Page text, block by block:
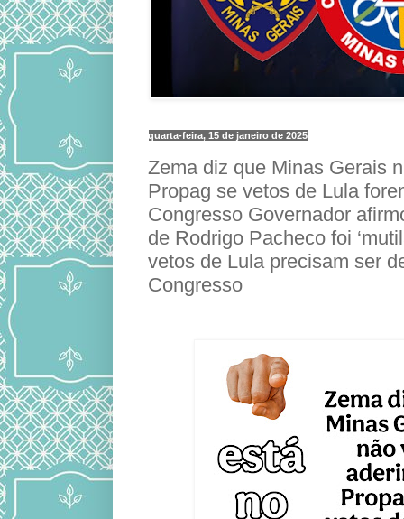
quarta-feira, 15 de janeiro de 2025
Zema diz que Minas Gerais
Propag se vetos de Lula
Congresso Governador
de Rodrigo Pacheco foi
vetos de Lula precisam ser
Congresso